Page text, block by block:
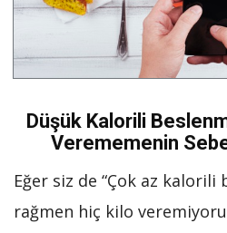
Düşük Kalorili
Verememenin
Eğer siz de “Çok az
rağmen hiç kilo